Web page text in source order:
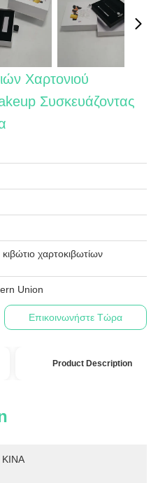
Χαρτονιού
Συσκευάζοντας
χαρτοκιβωτίων
Union
Επικοινωνήστε Τώρα
Product Description
ΚΙΝΑ